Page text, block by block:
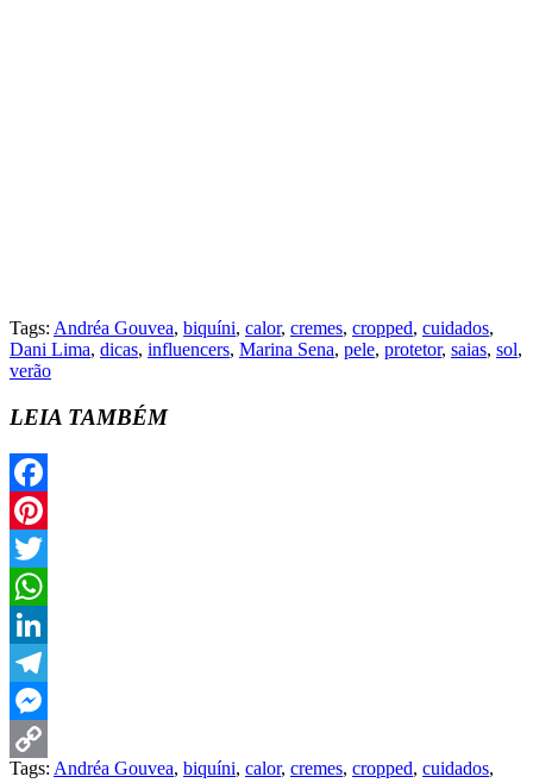
Tags: Andréa Gouvea, biquíni, calor, cremes, cropped, cuidados,
Dani Lima, dicas, influencers, Marina Sena, pele, protetor, saias, sol,
verão
LEIA TAMBÉM
Facebook
Pinterest
Twitter
WhatsApp
LinkedIn
Telegram
Messenger
Copy
Tags: Andréa Gouvea, biquíni, calor, cremes, cropped, cuidados,